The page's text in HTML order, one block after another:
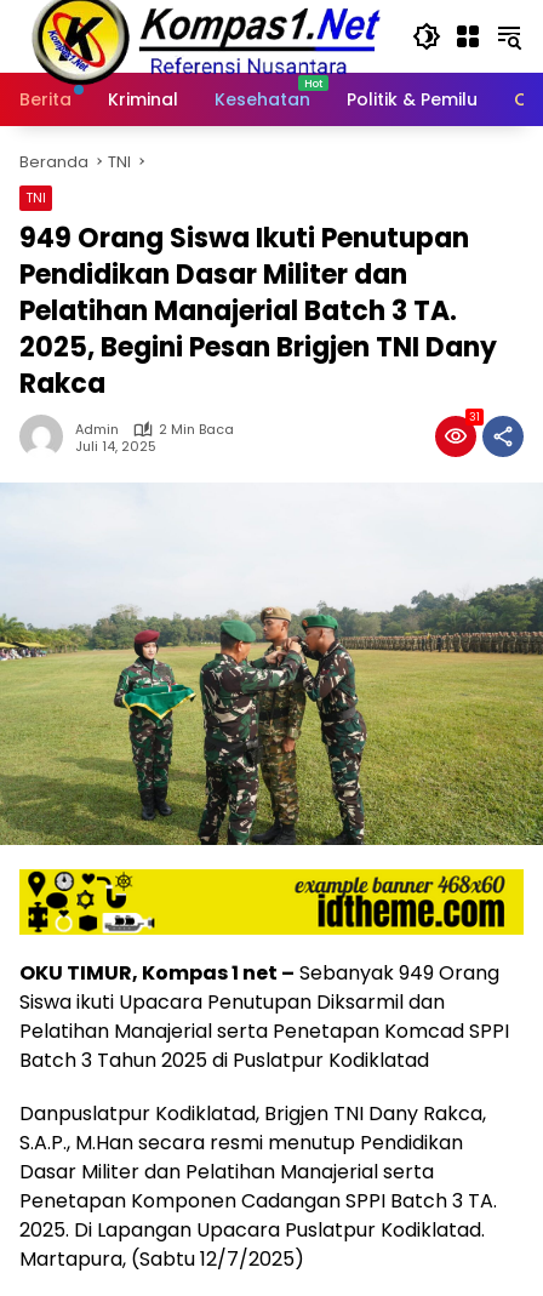
Langsung
konten
Berita
Kriminal Kesehatan Politik & Pemilu
Beranda TNI
TNI
949 Orang Siswa Ikuti Penutupan
Pendidikan Dasar Militer dan
Pelatihan Manajerial Batch 3 TA.
2025, Begini Pesan Brigjen TNI Dany
Rakca
Admin
2 Min Baca
Juli 14, 2025
31
OKU TIMUR, Kompas 1 net – Sebanyak 949 Orang
Siswa ikuti Upacara Penutupan Diksarmil dan
Pelatihan Manajerial serta Penetapan Komcad SPPI
Batch 3 Tahun 2025 di Puslatpur Kodiklatad
Danpuslatpur Kodiklatad, Brigjen TNI Dany Rakca,
S.A.P., M.Han secara resmi menutup Pendidikan
Dasar Militer dan Pelatihan Manajerial serta
Penetapan Komponen Cadangan SPPI Batch 3 TA.
2025. Di Lapangan Upacara Puslatpur Kodiklatad.
Martapura, (Sabtu 12/7/2025)